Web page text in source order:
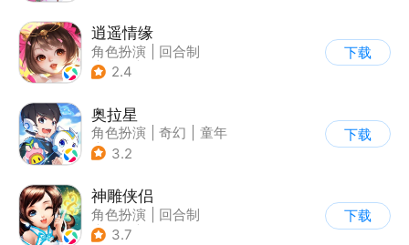
逍遥情缘
角色扮演
回合制
| 仙侠
2.4
下载
奥拉星
角色扮演 奇幻
童年
| 卡通
3.2
下载
神雕侠侣
角色扮演
回合制
| 武侠
3.7
下载